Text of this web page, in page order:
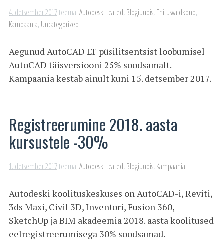
4. detsember 2017teemalAutodeski teated, Blogiuudis, Ehitusvaldkond,
Kampaania, Uncategorized
Aegunud AutoCAD LT püsilitsentsist loobumisel
AutoCAD täisversiooni 25% soodsamalt.
Kampaania kestab ainult kuni 15. detsember 2017.
Registreerumine 2018. aasta
kursustele -30%
1. detsember 2017teemalAutodeski teated, Blogiuudis, Kampaania
Autodeski koolituskeskuses on AutoCAD-i, Reviti,
3ds Maxi, Civil 3D, Inventori, Fusion 360,
SketchUp ja BIM akadeemia 2018. aasta koolitused
eelregistreerumisega 30% soodsamad.